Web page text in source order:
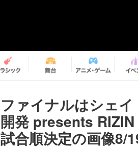
ファイナルはシェ
開発 presents RIZIN
試合順決定の画像8/